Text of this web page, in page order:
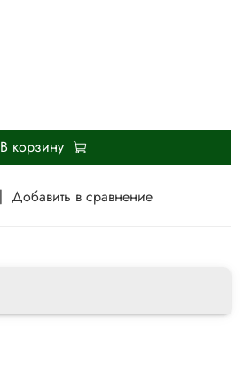
Добавить в сравнение
В корзину